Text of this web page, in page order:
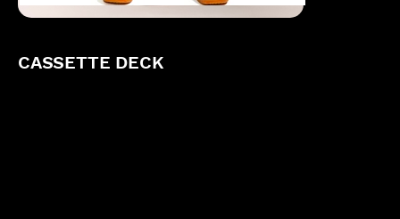
CASSETTE DECK